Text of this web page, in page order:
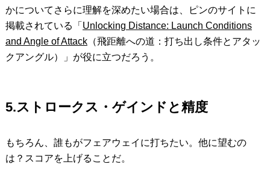
かについてさらに理解を深めたい場合は、ピンのサイトに
掲載されている「 Unlocking Distance: Launch Conditions
and Angle of Attack（飛距離への道：打ち出し条件とアタッ
クアングル）」が役に立つだろう。
5.ストロークス・ゲインドと精度
もちろん、誰もがフェアウェイに打ちたい。他に望むの
は？スコアを上げることだ。